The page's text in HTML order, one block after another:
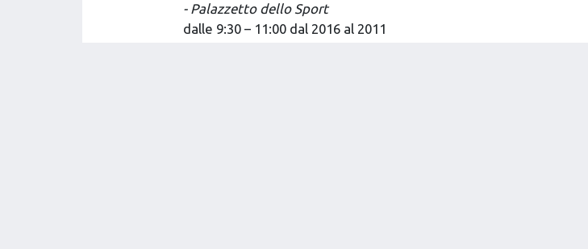
- Palazzetto dello Sport
dalle 9:30 – 11:00 dal 2016 al 2011